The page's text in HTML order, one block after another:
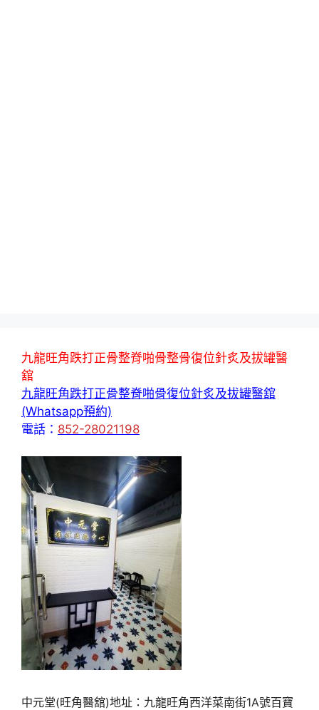
九龍旺角跌打正骨整脊啪骨整骨復位針炙及拔罐醫
舘
九龍旺角跌打正骨整脊啪骨復位針炙及拔罐醫舘
(Whatsapp預約)
電話： 852-28021198
中元堂(旺角醫舘)地址：九龍旺角西洋菜南街1A號百寶